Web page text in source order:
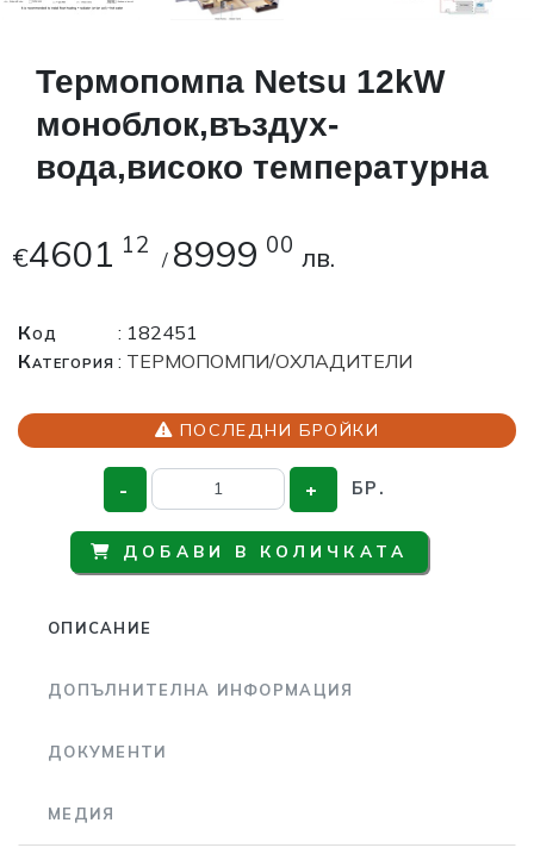
Термопомпа Netsu 12kW
моноблок,въздух-
вода,високо температурна
€4601 12
/ 8999 00 лв.
Код
: 182451
Категория : ТЕРМОПОМПИ/ОХЛАДИТЕЛИ
ПОСЛЕДНИ БРОЙКИ
- + БР.
ДОБАВИ В КОЛИЧКАТА
ОПИСАНИЕ
ДОПЪЛНИТЕЛНА ИНФОРМАЦИЯ
ДОКУМЕНТИ
МЕДИЯ